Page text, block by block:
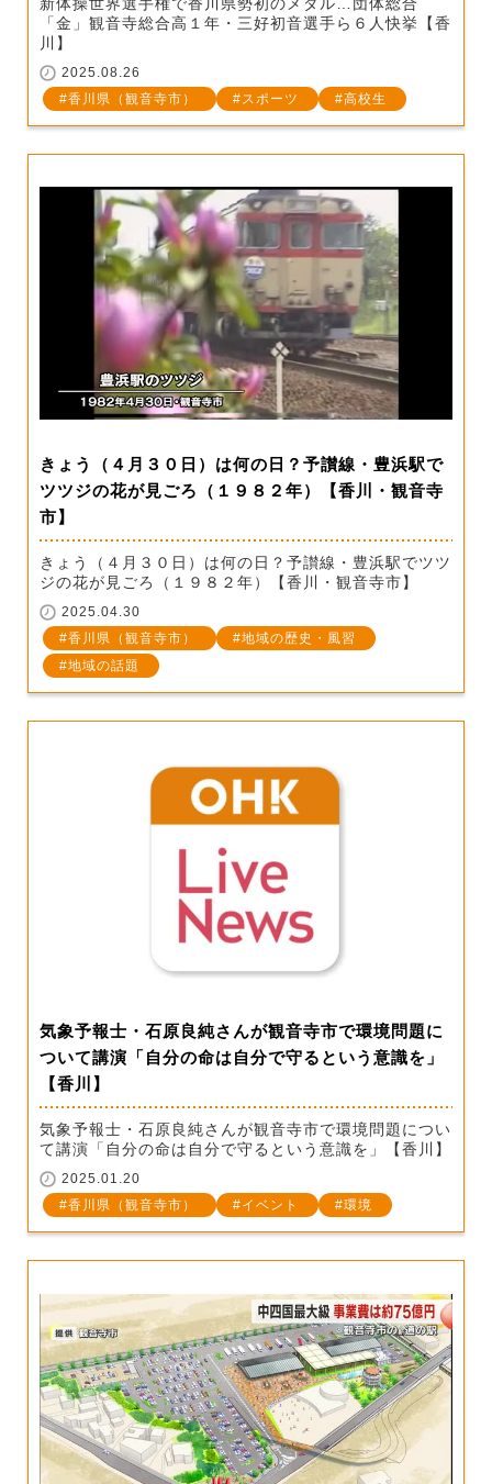
「金」観音寺総合高１年・三好初音選手ら６人快挙【香
川】
2025.08.26
香川県（観音寺市）
スポーツ 高校生
きょう（４月３０日）は何の日？予讃線・豊浜駅で
ツツジの花が見ごろ（１９８２年）【香川・観音寺
市】
きょう（４月３０日）は何の日？予讃線・豊浜駅でツツ
ジの花が見ごろ（１９８２年）【香川・観音寺市】
2025.04.30
香川県（観音寺市）
地域の歴史・風習
地域の話題
気象予報士・石原良純さんが観音寺市で環境問題に
ついて講演「自分の命は自分で守るという意識を」
【香川】
気象予報士・石原良純さんが観音寺市で環境問題につい
て講演「自分の命は自分で守るという意識を」【香川】
2025.01.20
香川県（観音寺市）
イベント 環境